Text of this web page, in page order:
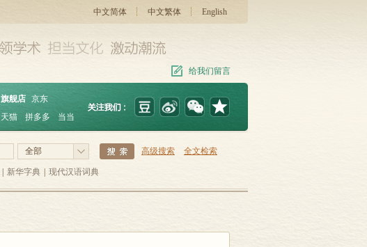
中文简体 中文繁体 English
给我们留言
旗舰店 京东
天猫
拼多多 当当
全部 高级搜索 全文检索
新华字典 现代汉语词典